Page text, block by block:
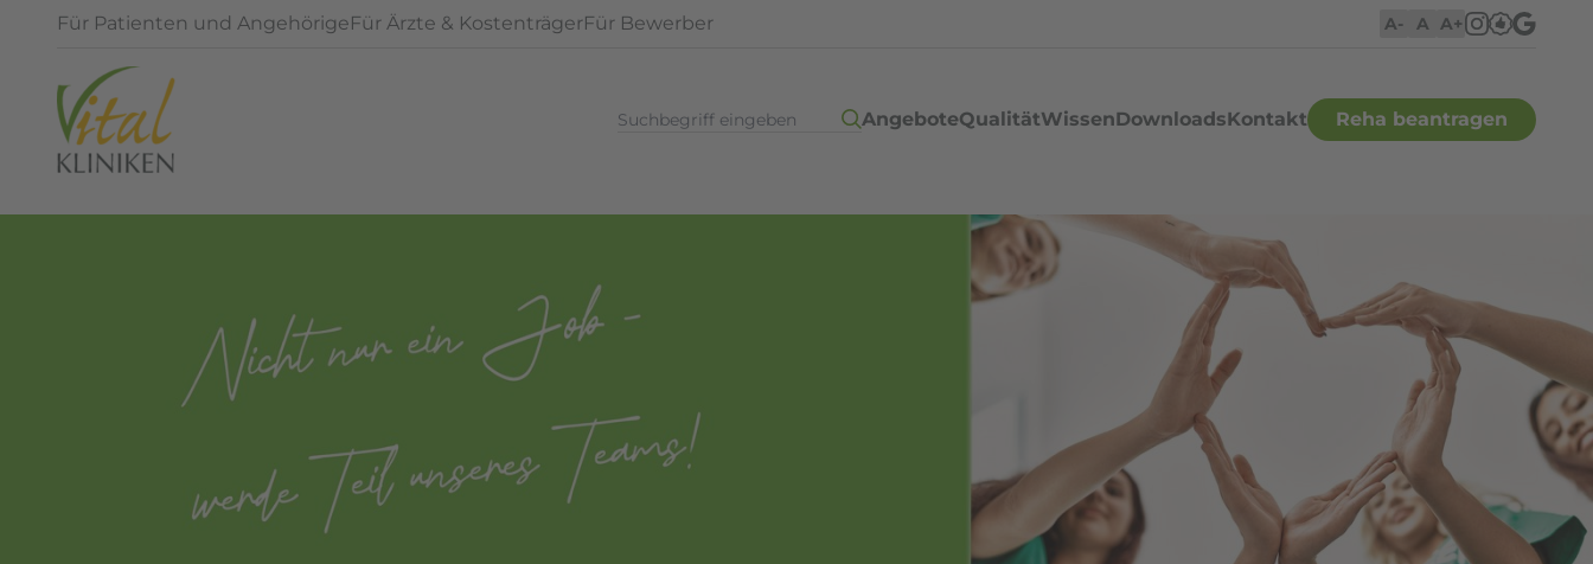
Für Patienten und AngehörigeFür Ärzte & KostenträgerFür Bewerber A- A A+
AngeboteQualitätWissenDownloadsKontakt Reha beantragen